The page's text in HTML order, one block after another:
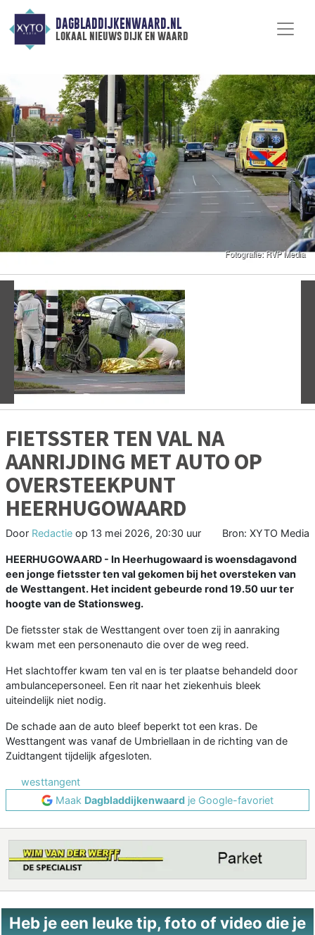
DAGBLADDIJKENWAARD.NL
lokaal nieuws dijk en waard
Vorige
FIETSSTER TEN VAL NA
AANRIJDING MET AUTO OP
OVERSTEEKPUNT
HEERHUGOWAARD
Door Redactie op 13 mei 2026, 20:30 uur Bron: XYTO Media
HEERHUGOWAARD - In Heerhugowaardis woensdagavond
een jonge fietsster ten val gekomen bij het oversteken van
de Westtangent. Het incident gebeurde rond 19.50 uur ter
hoogte van de Stationsweg.
De fietsster stak de Westtangent over toen zij in aanraking
kwam met een personenauto die over de weg reed.
Het slachtoffer kwam ten val en is ter plaatse behandeld door
ambulancepersoneel. Een rit naar het ziekenhuis bleek
uiteindelijk niet nodig.
De schade aan de auto bleef beperkt tot een kras. De
Westtangent was vanaf de Umbriellaan in de richting van de
Zuidtangent tijdelijk afgesloten.
westtangent
Maak Dagbladdijkenwaard je Google-favoriet
Heb je een leuke tip, foto of video die je